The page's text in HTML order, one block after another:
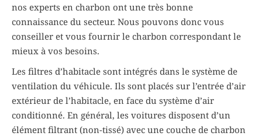
nos experts en charbon ont une très bonne
connaissance du secteur. Nous pouvons donc vous
conseiller et vous fournir le charbon correspondant le
mieux à vos besoins.
Les filtres d’habitacle sont intégrés dans le système de
ventilation du véhicule. Ils sont placés sur l’entrée d’air
extérieur de l’habitacle, en face du système d’air
conditionné. En général, les voitures disposent d’un
élément filtrant (non-tissé) avec une couche de charbon